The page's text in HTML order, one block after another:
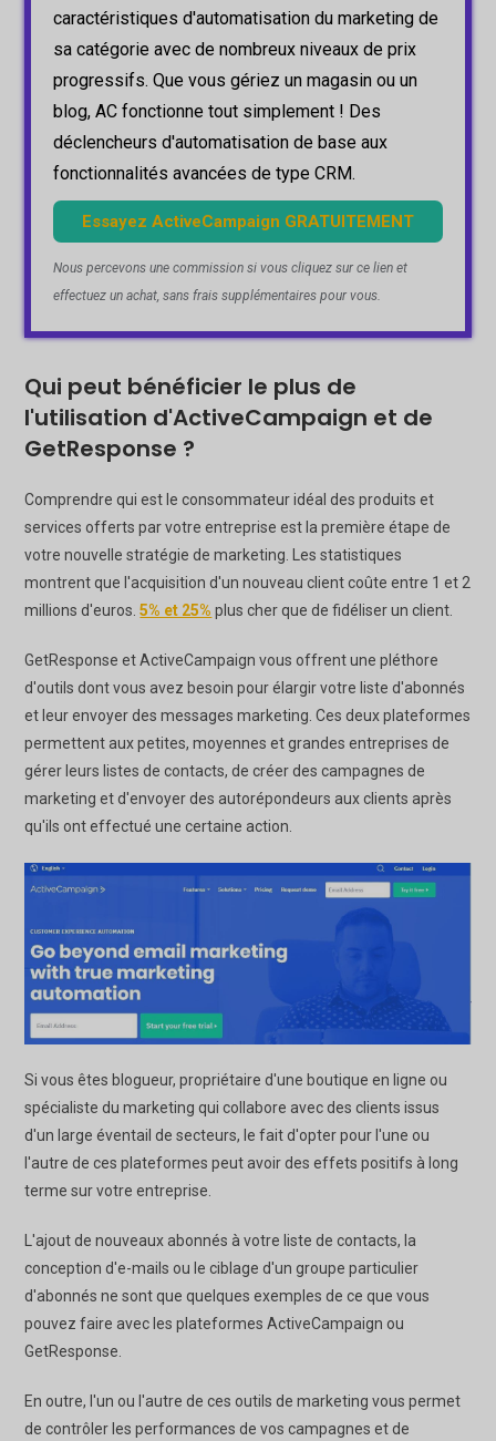
caractéristiques d'automatisation du marketing de
sa catégorie avec de nombreux niveaux de prix
progressifs. Que vous gériez un magasin ou un
blog, AC fonctionne tout simplement ! Des
déclencheurs d'automatisation de base aux
fonctionnalités avancées de type CRM.
Essayez ActiveCampaign GRATUITEMENT
Nous percevons une commission si vous cliquez sur ce lien et
effectuez un achat, sans frais supplémentaires pour vous.
Qui peut bénéficier le plus de
l'utilisation d'ActiveCampaign et de
GetResponse ?
Comprendre qui est le consommateur idéal des produits et
services offerts par votre entreprise est la première étape de
votre nouvelle stratégie de marketing. Les statistiques
montrent que l'acquisition d'un nouveau client coûte entre 1 et 2
millions d'euros.5% et 25% plus cher que de fidéliser un client.
GetResponse et ActiveCampaign vous offrent une pléthore
d'outils dont vous avez besoin pour élargir votre liste d'abonnés
et leur envoyer des messages marketing. Ces deux plateformes
permettent aux petites, moyennes et grandes entreprises de
gérer leurs listes de contacts, de créer des campagnes de
marketing et d'envoyer des autorépondeurs aux clients après
qu'ils ont effectué une certaine action.
Si vous êtes blogueur, propriétaire d'une boutique en ligne ou
spécialiste du marketing qui collabore avec des clients issus
d'un large éventail de secteurs, le fait d'opter pour l'une ou
l'autre de ces plateformes peut avoir des effets positifs à long
terme sur votre entreprise.
L'ajout de nouveaux abonnés à votre liste de contacts, la
conception d'e-mails ou le ciblage d'un groupe particulier
d'abonnés ne sont que quelques exemples de ce que vous
pouvez faire avec les plateformes ActiveCampaign ou
GetResponse.
En outre, l'un ou l'autre de ces outils de marketing vous permet
de contrôler les performances de vos campagnes et de